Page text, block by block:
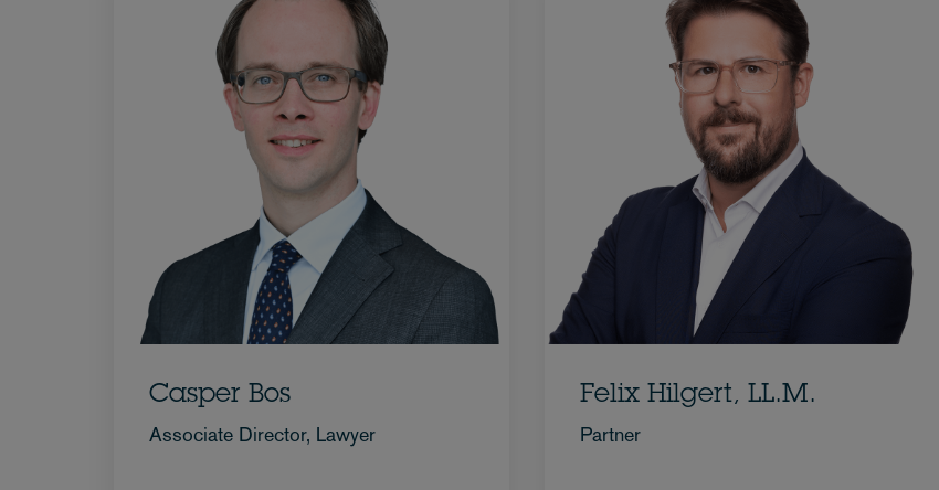
Casper Bos
Associate Director, Lawyer
Felix Hilgert, LL.M.
Partner